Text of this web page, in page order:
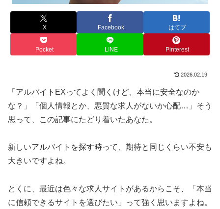
X Facebook はてブ
Pocket LINE Pinterest
2026.02.19
「アルバイトEXってよく聞くけど、本当に安全なのか
な？」「個人情報とか、悪質な求人がないか心配…」そう
思って、この記事にたどり着いたあなた。
新しいアルバイトを探す時って、期待と同じくらい不安も
大きいですよね。
とくに、最近は色々な求人サイトがあるからこそ、「本当
に信頼できるサイトを選びたい」って強く思いますよね。